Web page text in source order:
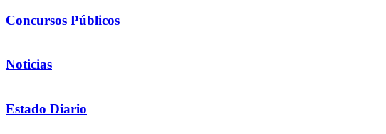
Concursos Públicos
Noticias
Estado Diario